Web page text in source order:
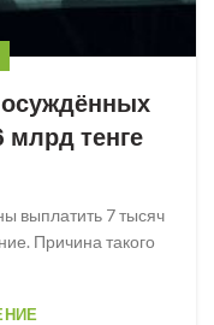
тенге
выплатить 7 тысяч
Причина такого